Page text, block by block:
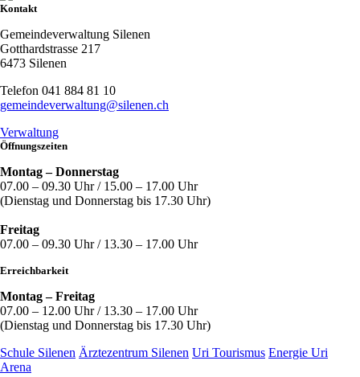
Kontakt
Gemeindeverwaltung Silenen
Gotthardstrasse 217
6473 Silenen
Telefon 041 884 81 10
gemeindeverwaltung@silenen.ch
Verwaltung
Öffnungszeiten
Montag – Donnerstag
07.00 – 09.30 Uhr / 15.00 – 17.00 Uhr
(Dienstag und Donnerstag bis 17.30 Uhr)
Freitag
07.00 – 09.30 Uhr / 13.30 – 17.00 Uhr
Erreichbarkeit
Montag – Freitag
07.00 – 12.00 Uhr / 13.30 – 17.00 Uhr
(Dienstag und Donnerstag bis 17.30 Uhr)
Schule Silenen Ärztezentrum Silenen Uri Tourismus Energie Uri
Arena